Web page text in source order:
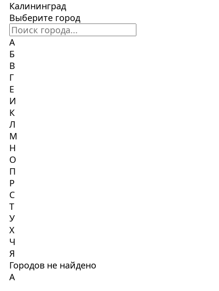
Калининград
Выберите город
А
Б
В
Г
Е
И
К
Л
М
Н
О
П
Р
С
Т
У
Х
Ч
Я
Городов не найдено
А